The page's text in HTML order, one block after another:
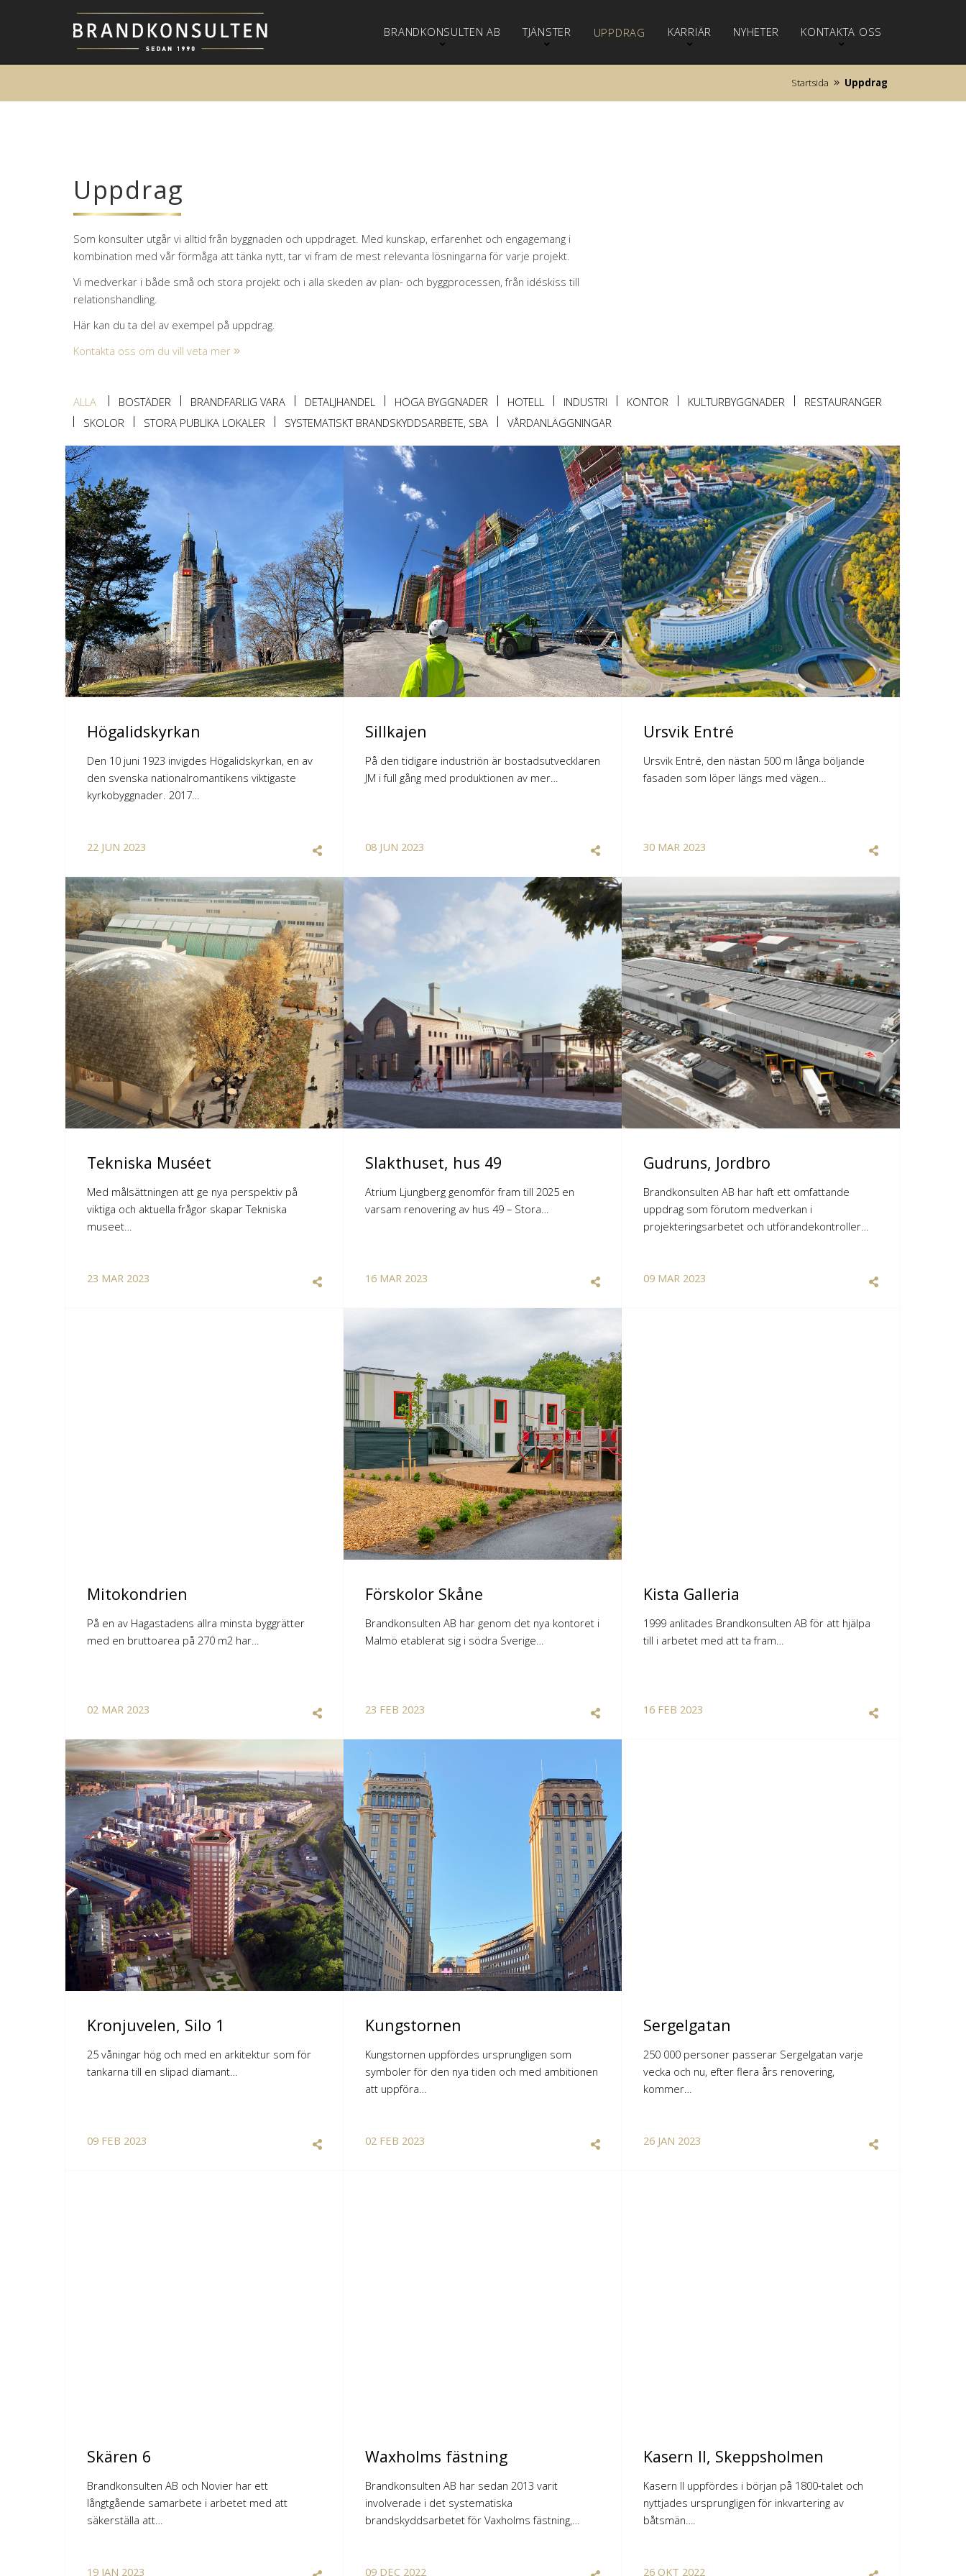
BRANDKONSULTEN AB TJÄNSTER UPPDRAG KARRIÄR NYHETER KONTAKTA OSS
Startsida Uppdrag
Uppdrag
Som konsulter utgår vi alltid från byggnaden och uppdraget. Med kunskap, erfarenhet och engagemang i
kombination med vår förmåga att tänka nytt, tar vi fram de mest relevanta lösningarna för varje projekt.
Vi medverkar i både små och stora projekt och i alla skeden av plan- och byggprocessen, från idéskiss till
relationshandling.
Här kan du ta del av exempel på uppdrag.
Kontakta oss om du vill veta mer
ALLA BOSTÄDER BRANDFARLIG VARA DETALJHANDEL HÖGA BYGGNADER HOTELL INDUSTRI KONTOR KULTURBYGGNADER
RESTAURANGER
SKOLOR
STORA PUBLIKA LOKALER SYSTEMATISKT BRANDSKYDDSARBETE, SBA VÅRDANLÄGGNINGAR
Högalidskyrkan
Den 10 juni 1923 invigdes Högalidskyrkan, en av
den svenska nationalromantikens viktigaste
kyrkobyggnader. 2017…
22 JUN 2023
Sillkajen
På den tidigare industriön är bostadsutvecklaren
JM i full gång med produktionen av mer…
08 JUN 2023
Ursvik Entré
Ursvik Entré, den nästan 500 m långa böljande
fasaden som löper längs med vägen…
30 MAR 2023
Tekniska Muséet
Med målsättningen att ge nya perspektiv på
viktiga och aktuella frågor skapar Tekniska
museet…
23 MAR 2023
Slakthuset, hus 49
Atrium Ljungberg genomför fram till 2025 en
varsam renovering av hus 49 – Stora…
16 MAR 2023
Gudruns, Jordbro
Brandkonsulten AB har haft ett omfattande
uppdrag som förutom medverkan i
projekteringsarbetet och utförandekontroller…
09 MAR 2023
Mitokondrien
På en av Hagastadens allra minsta byggrätter
med en bruttoarea på 270 m2 har…
02 MAR 2023
Förskolor Skåne
Brandkonsulten AB har genom det nya kontoret i
Malmö etablerat sig i södra Sverige…
23 FEB 2023
Kista Galleria
1999 anlitades Brandkonsulten AB för att hjälpa
till i arbetet med att ta fram…
16 FEB 2023
Kronjuvelen, Silo 1
25 våningar hög och med en arkitektur som för
tankarna till en slipad diamant…
09 FEB 2023
Kungstornen
Kungstornen uppfördes ursprungligen som
symboler för den nya tiden och med ambitionen
att uppföra…
02 FEB 2023
Sergelgatan
250 000 personer passerar Sergelgatan varje
vecka och nu, efter flera års renovering,
kommer…
26 JAN 2023
Skären 6
Brandkonsulten AB och Novier har ett
långtgående samarbete i arbetet med att
säkerställa att…
19 JAN 2023
Waxholms fästning
Brandkonsulten AB har sedan 2013 varit
involverade i det systematiska
brandskyddsarbetet för Vaxholms fästning,…
09 DEC 2022
Kasern II, Skeppsholmen
Kasern II uppfördes i början på 1800-talet och
nyttjades ursprungligen för inkvartering av
båtsmän….
26 OKT 2022